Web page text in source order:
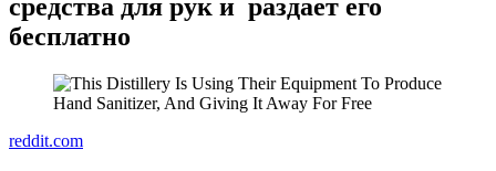
средства для рук и раздает его
бесплатно
reddit.com